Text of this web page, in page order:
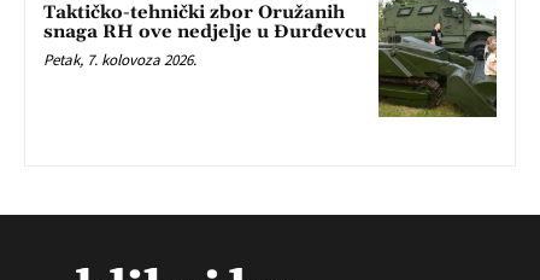
Taktičko-tehnički zbor Oružanih
snaga RH ove nedjelje u Đurđevcu
Petak, 7. kolovoza 2026.